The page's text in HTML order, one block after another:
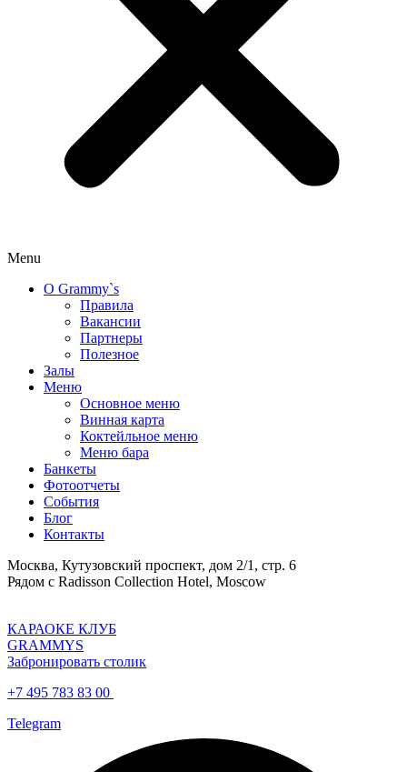
Menu
О Grammy`s
Правила
Вакансии
Партнеры
Полезное
Залы
Меню
Основное меню
Винная карта
Коктейльное меню
Меню бара
Банкеты
Фотоотчеты
События
Блог
Контакты
Москва, Кутузовский проспект, дом 2/1, стр. 6
Рядом с Radisson Collection Hotel, Moscow
КАРАОКЕ КЛУБ
GRAMMYS
Забронировать столик
+7 495 783 83 00
Telegram